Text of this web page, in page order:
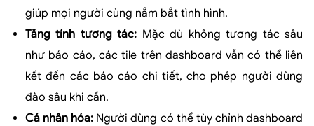
giúp mọi người cùng nắm bắt tình hình.
Tăng tính tương tác: Mặc dù không tương tác sâu
như báo cáo, các tile trên dashboard vẫn có thể liên
kết đến các báo cáo chi tiết, cho phép người dùng
đào sâu khi cần.
Cá nhân hóa: Người dùng có thể tùy chỉnh dashboard